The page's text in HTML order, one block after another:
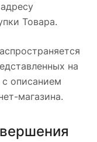
Товара.
на
описанием
магазина.